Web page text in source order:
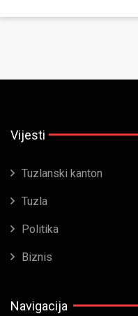
Vijesti
Tuzlanski kanton
Tuzla
Politika
Biznis
Navigacija